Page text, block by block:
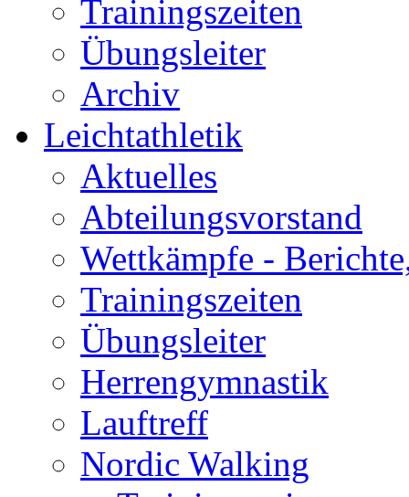
Trainingszeiten
Übungsleiter
Archiv
Leichtathletik
Aktuelles
Abteilungsvorstand
Wettkämpfe -
Trainingszeiten
Übungsleiter
Herrengymnastik
Lauftreff
Nordic Walking